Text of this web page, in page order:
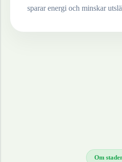
sparar energi och minskar
Om